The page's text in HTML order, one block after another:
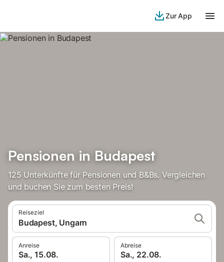
Zur App
Pensionen in Budapest
125 Unterkünfte für Pensionen und B&Bs. Vergleichen
und buchen Sie zum besten Preis!
Reiseziel
Budapest, Ungarn
Anreise
Sa., 15.08.
Abreise
Sa., 22.08.